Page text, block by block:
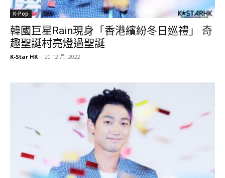
K-Pop
韓國巨星Rain現身「香港繽紛冬日巡禮」 奇
趣聖誕村亮燈過聖誕
K-Star HK - 20 12 月, 2022